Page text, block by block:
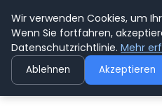
Wir verwenden Cookies, um
Wenn Sie fortfahren,
Datenschutzrichtlinie. Mehr
Ablehnen Akzeptieren